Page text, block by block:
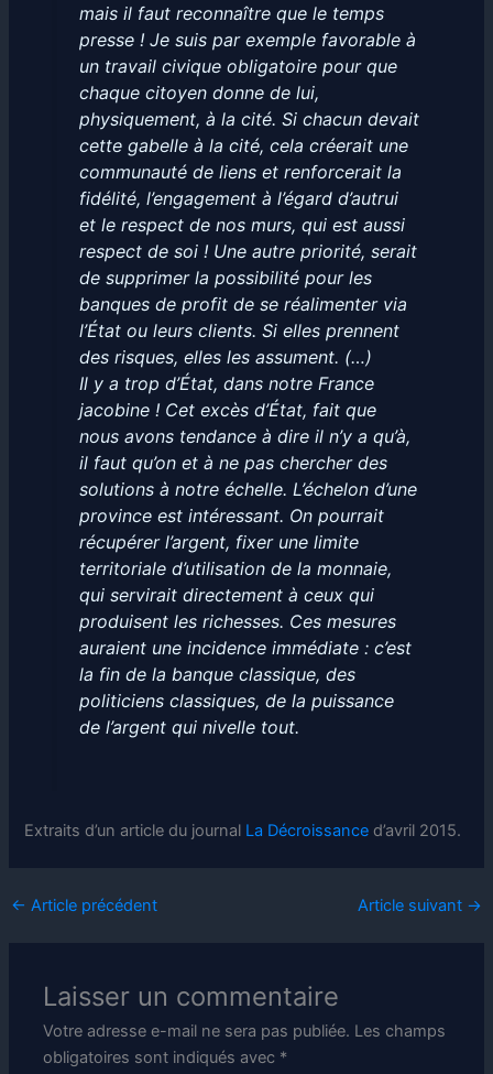
mais il faut reconnaître que le temps
presse ! Je suis par exemple favorable à
un travail civique obligatoire pour que
chaque citoyen donne de lui,
physiquement, à la cité. Si chacun devait
cette gabelle à la cité, cela créerait une
communauté de liens et renforcerait la
fidélité, l’engagement à l’égard d’autrui
et le respect de nos murs, qui est aussi
respect de soi ! Une autre priorité, serait
de supprimer la possibilité pour les
banques de profit de se réalimenter via
l’État ou leurs clients. Si elles prennent
des risques, elles les assument. (…)
Il y a trop d’État, dans notre France
jacobine ! Cet excès d’État, fait que
nous avons tendance à dire il n’y a qu’à,
il faut qu’onet à ne pas chercher des
solutions à notre échelle. L’échelon d’une
province est intéressant. On pourrait
récupérer l’argent, fixer une limite
territoriale d’utilisation de la monnaie,
qui servirait directement à ceux qui
produisent les richesses. Ces mesures
auraient une incidence immédiate : c’est
la fin de la banque classique, des
politiciens classiques, de la puissance
de l’argent qui nivelle tout.
Extraits d’un article du journal La Décroissance d’avril 2015.
← Article précédent Article suivant →
Laisser un commentaire
Votre adresse e-mail ne sera pas publiée. Les champs
obligatoires sont indiqués avec *